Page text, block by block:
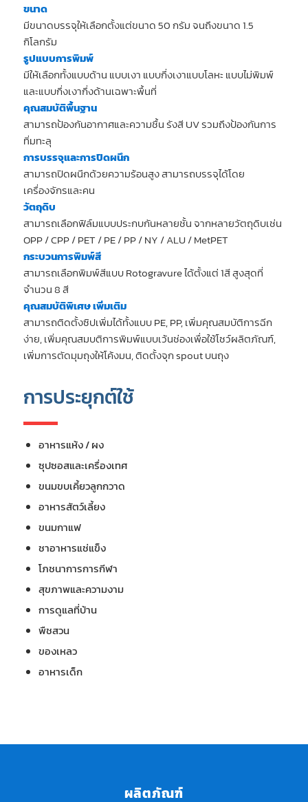
ขนาด
มีขนาดบรรจุให้เลือกตั้งแต่ขนาด 50 กรัม จนถึงขนาด 1.5
กิโลกรัม
รูปแบบการพิมพ์
มีให้เลือกทั้งแบบด้าน แบบเงา แบบกึ่งเงาแบบโลหะ แบบไม่พิมพ์
และแบบกึ่งเงากึ่งด้านเฉพาะพื้นที่
คุณสมบัติพื้นฐาน
สามารถป้องกันอากาศและความชื้น รังสี UV รวมถึงป้องกันการ
ทิ่มทะลุ
การบรรจุและการปิดผนึก
สามารถปิดผนึกด้วยความร้อนสูง สามารถบรรจุได้โดย
เครื่องจักรและคน
วัตถุดิบ
สามารถเลือกฟิล์มแบบประกบกันหลายชั้น จากหลายวัตถุดิบเช่น
OPP / CPP / PET / PE / PP / NY / ALU / MetPET
กระบวนการพิมพ์สี
สามารถเลือกพิมพ์สีแบบ Rotogravure ได้ตั้งแต่ 1สี สูงสุดที่
จำนวน 8 สี
คุณสมบัติพิเศษ เพิ่มเติม
สามารถติดตั้งซิปเพิ่มได้ทั้งแบบ PE, PP, เพิ่มคุณสมบัติการฉีก
ง่าย, เพิ่มคุณสมบติการพิมพ์แบบเว้นช่องเพื่อใช้โชว์ผลิตภัณฑ์,
เพิ่มการตัดมุมถุงให้โค้งมน, ติดตั้งจุก spout บนถุง
การประยุกต์ใช้
อาหารแห้ง / ผง
ซุปซอสและเครื่องเทศ
ขนมขบเคี้ยวลูกกวาด
อาหารสัตว์เลี้ยง
ขนมกาแฟ
ชาอาหารแช่แข็ง
โภชนาการการกีฬา
สุขภาพและความงาม
การดูแลที่บ้าน
พืชสวน
ของเหลว
อาหารเด็ก
ผลิตภัณฑ์